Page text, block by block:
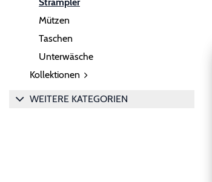
Mützen
Taschen
Unterwäsche
Kollektionen
WEITERE KATEGORIEN